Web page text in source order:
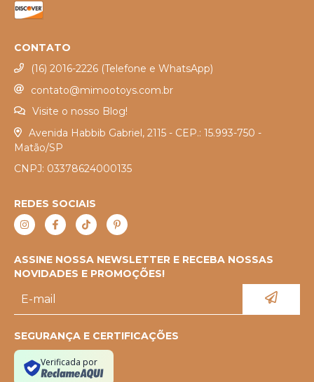
CONTATO
(16) 2016-2226 (Telefone e WhatsApp)
contato@mimootoys.com.br
Visite o nosso Blog!
Avenida Habbib Gabriel, 2115 - CEP.: 15.993-750 -
Matão/SP
CNPJ: 03378624000135
REDES SOCIAIS
ASSINE NOSSA NEWSLETTER E RECEBA NOSSAS
NOVIDADES E PROMOÇÕES!
SEGURANÇA E CERTIFICAÇÕES
Verificada por